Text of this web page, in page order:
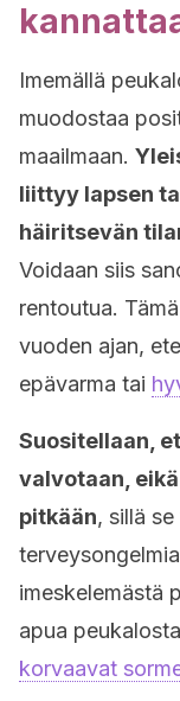
Imemällä
muodostaa
maailmaan.
liittyy lapsen
häiritsevän
Voidaan siis
rentoutua.
vuoden ajan,
epävarma tai
Suositellaan,
valvotaan,
pitkään, sillä
imeskelemästä
apua
korvaavat